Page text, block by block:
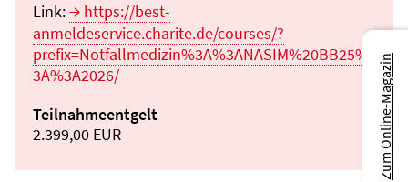
Link:
https://best-
anmeldeservice.charite.de/courses/?
prefix=Notfallmedizin%3A%3ANASIM%20BB25%
3A%3A2026/
Teilnahmeentgelt
2.399,00 EUR
Zum Online-Magazin